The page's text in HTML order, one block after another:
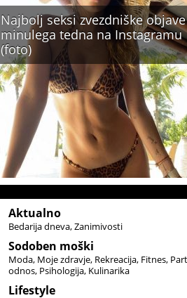
Najbolj seksi zvezdniške objave
minulega tedna na Instagramu
(foto)
Aktualno
Bedarija dneva Zanimivosti
Sodoben moški
Moda Moje zdravje Rekreacija Fitnes
odnos Psihologija Kulinarika
Lifestyle